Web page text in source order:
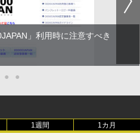
」利用時に注意すべき
● ●
1週間 1カ月